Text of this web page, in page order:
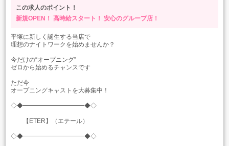
この求人のポイント！
新規OPEN！ 高時給スタート！ 安心のグループ店！
平塚に新しく誕生する当店で
理想のナイトワークを始めませんか？
今だけの“オープニング”
ゼロから始めるチャンスです
ただ今
オープニングキャストを大募集中！
◇◆━━━━━━━━━━◆◇
【ETER】（エテール）
◇◆━━━━━━━━━━◆◇